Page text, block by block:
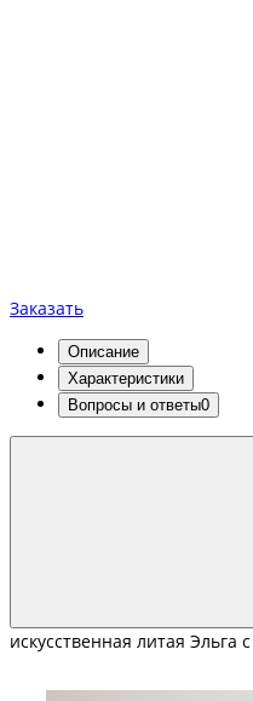
Заказать
Описание
Характеристики
Вопросы и ответы0
искусственная литая Эльга